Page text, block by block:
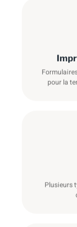
pour la
Plusieurs